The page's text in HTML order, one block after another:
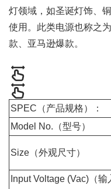
灯领域，如圣诞灯饰、
使用。此类电源也称之
款、亚马逊爆款。
SPEC（产品规格）：
Model No.（型号）
Size（外观尺寸）
Input Voltage (Vac)（输